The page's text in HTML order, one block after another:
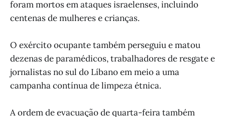
foram mortos em ataques israelenses, incluindo
centenas de mulheres e crianças.
O exército ocupante também perseguiu e matou
dezenas de paramédicos, trabalhadores de resgate e
jornalistas no sul do Líbano em meio a uma
campanha contínua de limpeza étnica.
A ordem de evacuação de quarta-feira também